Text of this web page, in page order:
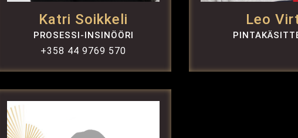
Katri Soikkeli
PROSESSI-INSINÖÖRI
+358 44 9769 570
Leo